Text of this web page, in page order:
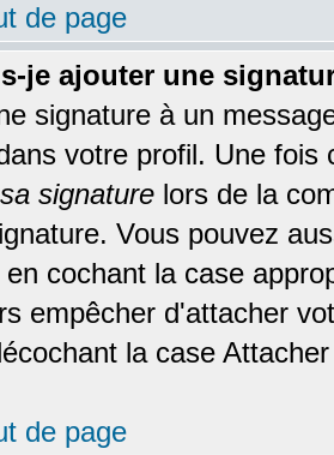
de page
je ajouter une
signature à un
votre profil. Une fois
signature lors de la
Vous pouvez
cochant la case
empêcher d'attacher
la case
de page